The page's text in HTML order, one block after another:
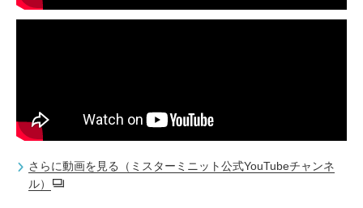
さらに動画を見る（ミスターミニット公式YouTubeチャンネ
ル）